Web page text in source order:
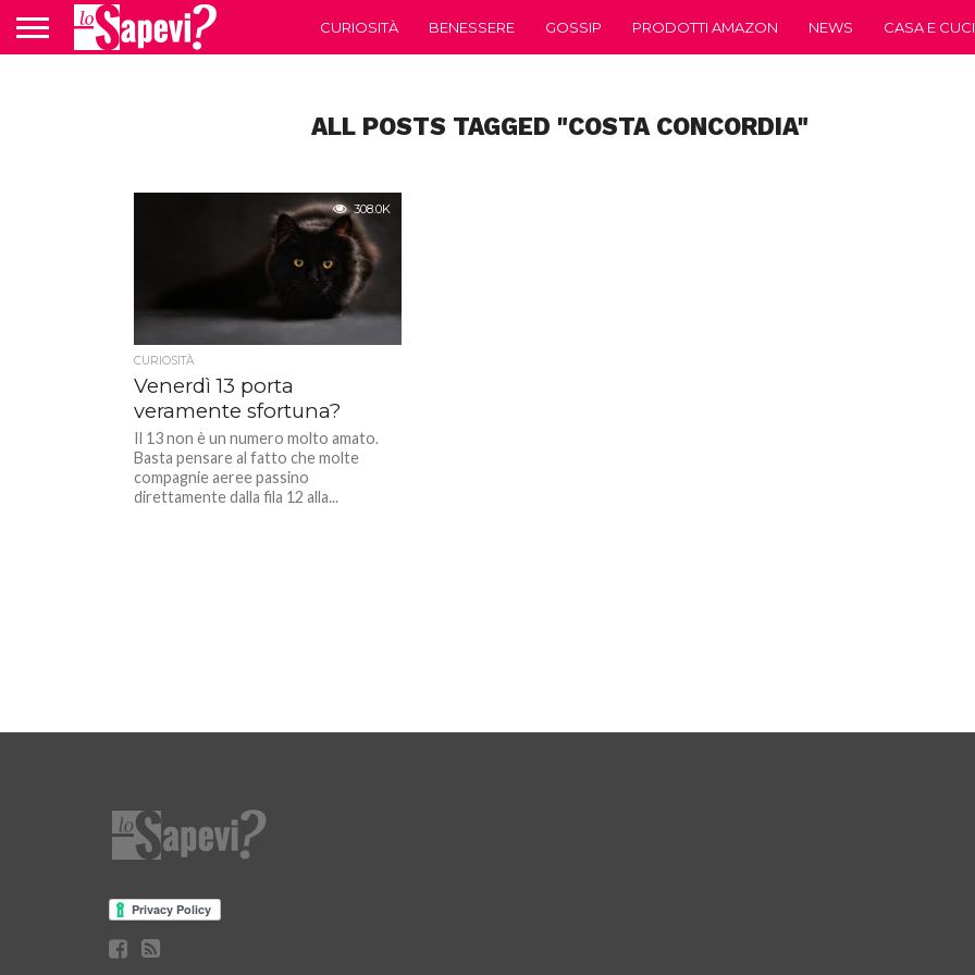
CURIOSITÀ BENESSERE GOSSIP PRODOTTI AMAZON NEWS CASA E
ALL POSTS TAGGED "COSTA CONCORDIA"
308.0K
CURIOSITÀ
Venerdì 13 porta
veramente sfortuna?
Il 13 non è un numero molto amato.
Basta pensare al fatto che molte
compagnie aeree passino
direttamente dalla fila 12 alla...